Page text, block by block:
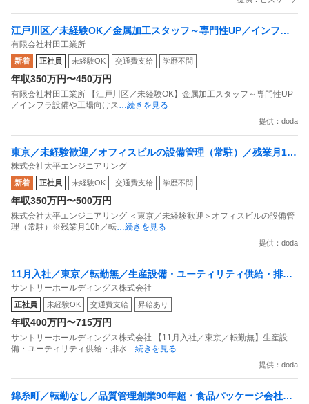
江戸川区／未経験OK／金属加工スタッフ～専門性UP／インフラ
設備や工場向けスクリューコンベア製造
有限会社村田工業所
新着 正社員 未経験OK 交通費支給 学歴不問
年収350万円〜450万円
有限会社村田工業所 【江戸川区／未経験OK】金属加工スタッフ～専門性UP
／インフラ設備や工場向けス…続きを見る
提供：doda
東京／未経験歓迎／オフィスビルの設備管理（常駐）／残業月10
h／転勤なし／資格手当／福利厚生
株式会社太平エンジニアリング
新着 正社員 未経験OK 交通費支給 学歴不問
年収350万円〜500万円
株式会社太平エンジニアリング ＜東京／未経験歓迎＞オフィスビルの設備管
理（常駐）※残業月10h／転…続きを見る
提供：doda
11月入社／東京／転勤無／生産設備・ユーティリティ供給・排水
処理設備のオペレーションサントリーG
サントリーホールディングス株式会社
正社員 未経験OK 交通費支給 昇給あり
年収400万円〜715万円
サントリーホールディングス株式会社 【11月入社／東京／転勤無】生産設
備・ユーティリティ供給・排水…続きを見る
提供：doda
錦糸町／転勤なし／品質管理創業90年超・食品パッケージ会社賞